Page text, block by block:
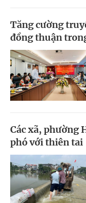
Tăng cường
đồng thuận
Các xã, phường
phó với thiên tai